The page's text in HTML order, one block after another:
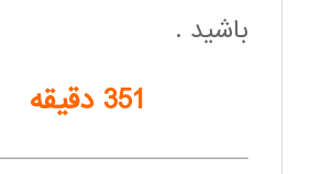
باشید .
351 دقیقه